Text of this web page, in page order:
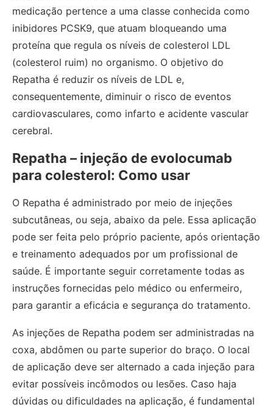
medicação pertence a uma classe conhecida como
inibidores PCSK9, que atuam bloqueando uma
proteína que regula os níveis de colesterol LDL
(colesterol ruim) no organismo. O objetivo do
Repatha é reduzir os níveis de LDL e,
consequentemente, diminuir o risco de eventos
cardiovasculares, como infarto e acidente vascular
cerebral.
Repatha – injeção de evolocumab
para colesterol: Como usar
O Repatha é administrado por meio de injeções
subcutâneas, ou seja, abaixo da pele. Essa aplicação
pode ser feita pelo próprio paciente, após orientação
e treinamento adequados por um profissional de
saúde. É importante seguir corretamente todas as
instruções fornecidas pelo médico ou enfermeiro,
para garantir a eficácia e segurança do tratamento.
As injeções de Repatha podem ser administradas na
coxa, abdômen ou parte superior do braço. O local
de aplicação deve ser alternado a cada injeção para
evitar possíveis incômodos ou lesões. Caso haja
dúvidas ou dificuldades na aplicação, é fundamental